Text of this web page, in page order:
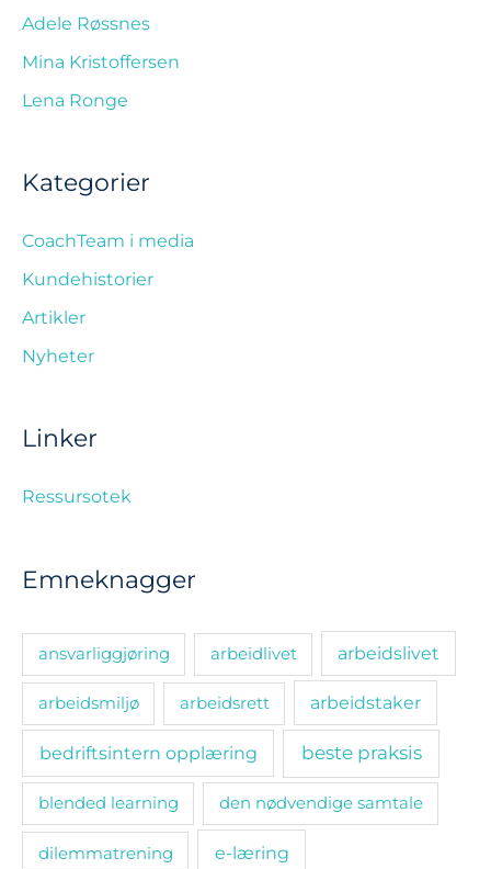
Adele Røssnes
Mina Kristoffersen
Lena Ronge
Kategorier
CoachTeam i media
Kundehistorier
Artikler
Nyheter
Linker
Ressursotek
Emneknagger
ansvarliggjøring arbeidlivet arbeidslivet
arbeidsmiljø arbeidsrett arbeidstaker
bedriftsintern opplæring beste praksis
blended learning den nødvendige samtale
dilemmatrening e-læring